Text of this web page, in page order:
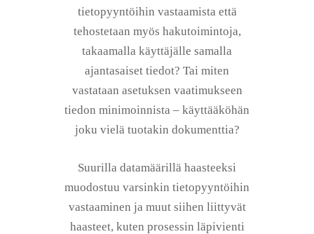
tietopyyntöihin vastaamista että
tehostetaan myös hakutoimintoja,
takaamalla käyttäjälle samalla
ajantasaiset tiedot? Tai miten
vastataan asetuksen vaatimukseen
tiedon minimoinnista – käyttääköhän
joku vielä tuotakin dokumenttia?
Suurilla datamäärillä haasteeksi
muodostuu varsinkin tietopyyntöihin
vastaaminen ja muut siihen liittyvät
haasteet, kuten prosessin läpivienti